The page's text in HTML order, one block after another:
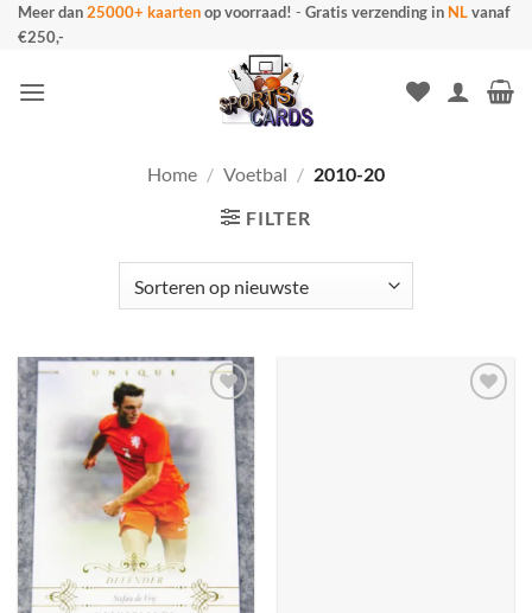
Ga
naar
Meer dan25000+ kaartenop voorraad! - Gratis verzending in NLvanaf
€250,-
Home / Voetbal / 2010-20
FILTER